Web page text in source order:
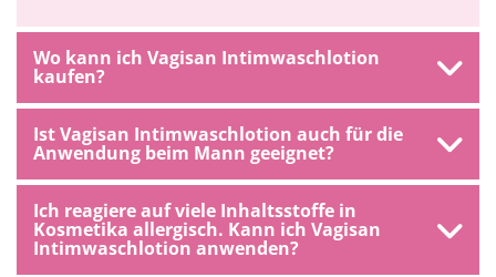
Wo kann ich Vagisan Intimwaschlotion
kaufen?
Ist Vagisan Intimwaschlotion auch für die
Anwendung beim Mann geeignet?
Ich reagiere auf viele Inhaltsstoffe in
Kosmetika allergisch. Kann ich Vagisan
Intimwaschlotion anwenden?